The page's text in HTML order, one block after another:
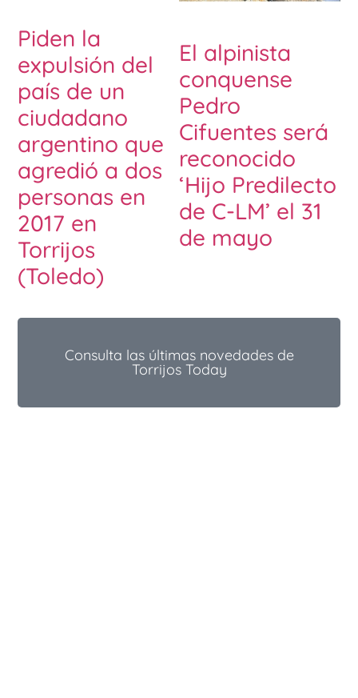
Piden la
expulsión del
país de un
ciudadano
argentino que
agredió a dos
personas en
2017 en
Torrijos
(Toledo)
El alpinista
conquense
Pedro
Cifuentes será
reconocido
‘Hijo Predilecto
de C-LM’ el 31
de mayo
Consulta las últimas novedades de
Torrijos Today